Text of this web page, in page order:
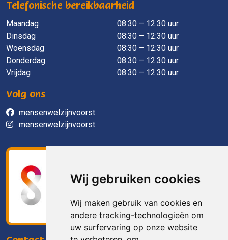
Wij gebruiken cookies
Wij maken gebruik van cookies en
andere tracking-technologieën om
uw surfervaring op onze website
Telefonische bereikbaarheid
Maandag
​ 08:30 – 12:30 uur
Dinsdag
08:30 – 12:30 uur
Woensdag
08:30 – 12:30 uur
Donderdag
08:30 – 12:30 uur
Vrijdag
08:30 – 12:30 uur
Volg ons
mensenwelzijnvoorst
mensenwelzijnvoorst